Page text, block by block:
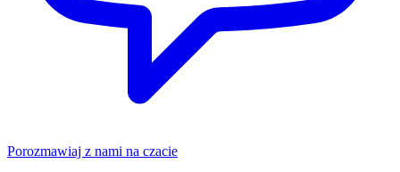
Porozmawiaj z nami na czacie